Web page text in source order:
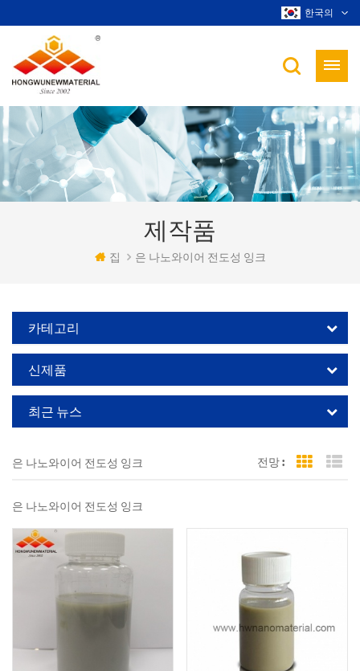
한국의
제작품
집 은 나노와이어 전도성 잉크
카테고리
신제품
최근 뉴스
은 나노와이어 전도성 잉크 전망 : Grid
은 나노와이어 전도성 잉크